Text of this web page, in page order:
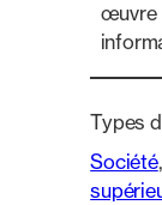
œuvre
Types
Société